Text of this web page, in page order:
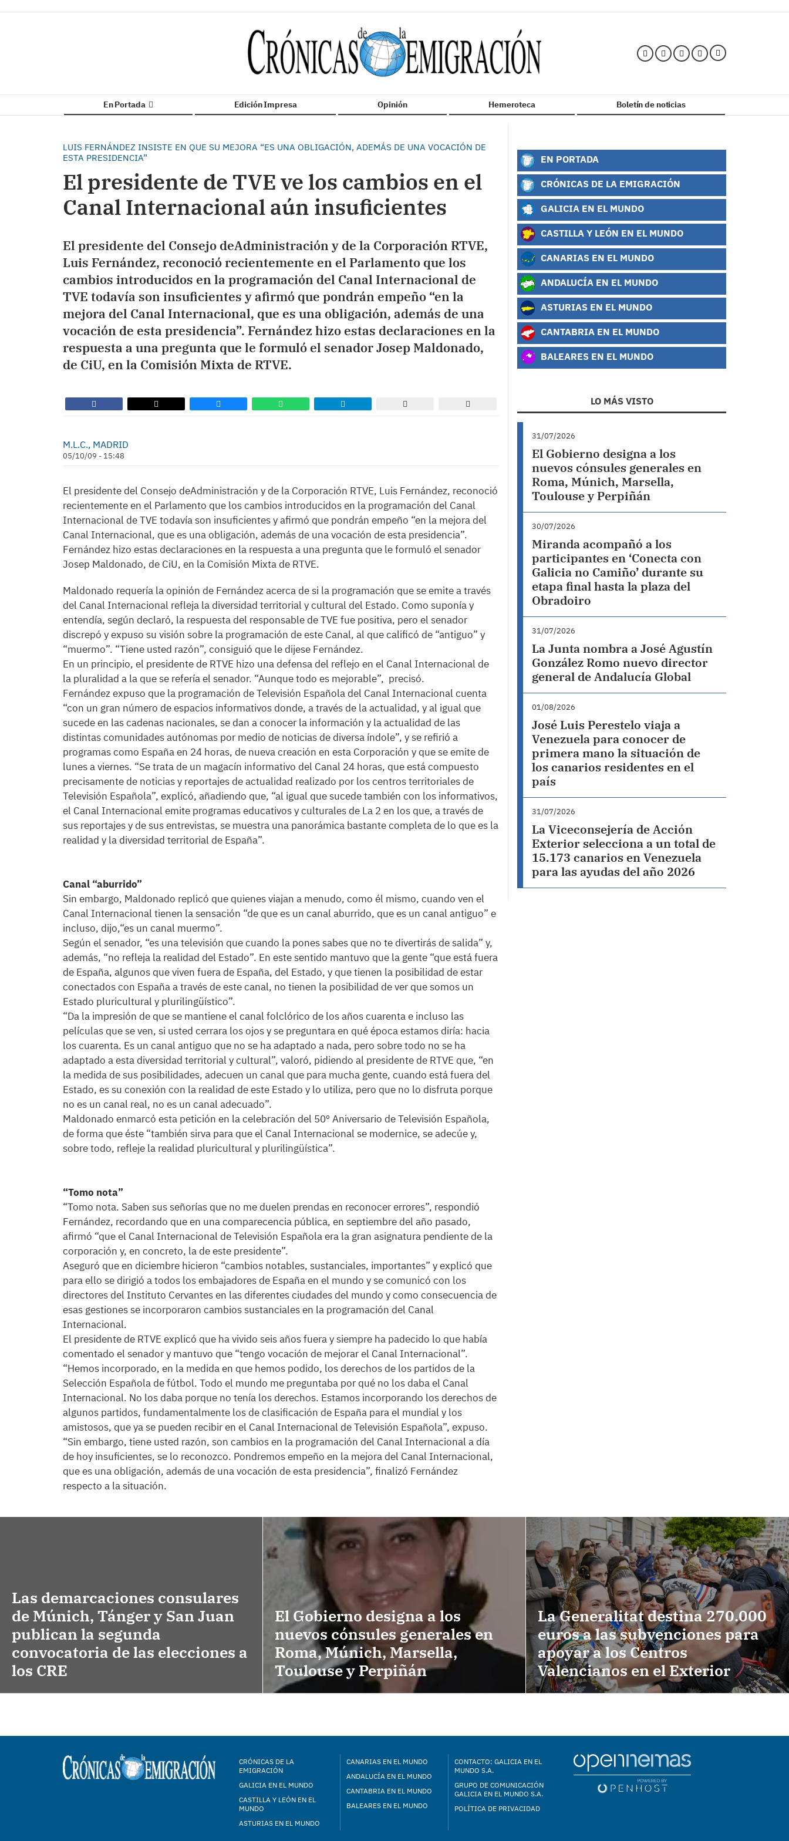
En Portada Edición Impresa Opinión Hemeroteca Boletín de noticias
LUIS FERNÁNDEZ INSISTE EN QUE SU MEJORA “ES UNA OBLIGACIÓN, ADEMÁS DE UNA VOCACIÓN DE
ESTA PRESIDENCIA”
El presidente de TVE ve los cambios en el
Canal Internacional aún insuficientes
El presidente del Consejo deAdministración y de la Corporación RTVE,
Luis Fernández, reconoció recientemente en el Parlamento que los
cambios introducidos en la programación del Canal Internacional de
TVE todavía son insuficientes y afirmó que pondrán empeño “en la
mejora del Canal Internacional, que es una obligación, además de una
vocación de esta presidencia”. Fernández hizo estas declaraciones en la
respuesta a una pregunta que le formuló el senador Josep Maldonado,
de CiU, en la Comisión Mixta de RTVE.
M.L.C., MADRID
05/10/09 - 15:48
El presidente del Consejo deAdministración y de la Corporación RTVE, Luis Fernández, reconoció
recientemente en el Parlamento que los cambios introducidos en la programación del Canal
Internacional de TVE todavía son insuficientes y afirmó que pondrán empeño “en la mejora del
Canal Internacional, que es una obligación, además de una vocación de esta presidencia”.
Fernández hizo estas declaraciones en la respuesta a una pregunta que le formuló el senador
Josep Maldonado, de CiU, en la Comisión Mixta de RTVE.
Maldonado requería la opinión de Fernández acerca de si la programación que se emite a través
del Canal Internacional refleja la diversidad territorial y cultural del Estado. Como suponía y
entendía, según declaró, la respuesta del responsable de TVE fue positiva, pero el senador
discrepó y expuso su visión sobre la programación de este Canal, al que calificó de “antiguo” y
“muermo”. “Tiene usted razón”, consiguió que le dijese Fernández.
En un principio, el presidente de RTVE hizo una defensa del reflejo en el Canal Internacional de
la pluralidad a la que se refería el senador. “Aunque todo es mejorable”, precisó.
Fernández expuso que la programación de Televisión Española del Canal Internacional cuenta
“con un gran número de espacios informativos donde, a través de la actualidad, y al igual que
sucede en las cadenas nacionales, se dan a conocer la información y la actualidad de las
distintas comunidades autónomas por medio de noticias de diversa índole”, y se refirió a
programas como España en 24 horas, de nueva creación en esta Corporación y que se emite de
lunes a viernes. “Se trata de un magacín informativo del Canal 24 horas, que está compuesto
precisamente de noticias y reportajes de actualidad realizado por los centros territoriales de
Televisión Española”, explicó, añadiendo que, “al igual que sucede también con los informativos,
el Canal Internacional emite programas educativos y culturales de La 2 en los que, a través de
sus reportajes y de sus entrevistas, se muestra una panorámica bastante completa de lo que es la
realidad y la diversidad territorial de España”.
Canal “aburrido”
Sin embargo, Maldonado replicó que quienes viajan a menudo, como él mismo, cuando ven el
Canal Internacional tienen la sensación “de que es un canal aburrido, que es un canal antiguo” e
incluso, dijo,“es un canal muermo”.
Según el senador, “es una televisión que cuando la pones sabes que no te divertirás de salida” y,
además, “no refleja la realidad del Estado”. En este sentido mantuvo que la gente “que está fuera
de España, algunos que viven fuera de España, del Estado, y que tienen la posibilidad de estar
conectados con España a través de este canal, no tienen la posibilidad de ver que somos un
Estado pluricultural y plurilingüístico”.
“Da la impresión de que se mantiene el canal folclórico de los años cuarenta e incluso las
películas que se ven, si usted cerrara los ojos y se preguntara en qué época estamos diría: hacia
los cuarenta. Es un canal antiguo que no se ha adaptado a nada, pero sobre todo no se ha
adaptado a esta diversidad territorial y cultural”, valoró, pidiendo al presidente de RTVE que, “en
la medida de sus posibilidades, adecuen un canal que para mucha gente, cuando está fuera del
Estado, es su conexión con la realidad de este Estado y lo utiliza, pero que no lo disfruta porque
no es un canal real, no es un canal adecuado”.
Maldonado enmarcó esta petición en la celebración del 50º Aniversario de Televisión Española,
de forma que éste “también sirva para que el Canal Internacional se modernice, se adecúe y,
sobre todo, refleje la realidad pluricultural y plurilingüística”.
“Tomo nota”
“Tomo nota. Saben sus señorías que no me duelen prendas en reconocer errores”, respondió
Fernández, recordando que en una comparecencia pública, en septiembre del año pasado,
afirmó “que el Canal Internacional de Televisión Española era la gran asignatura pendiente de la
corporación y, en concreto, la de este presidente”.
Aseguró que en diciembre hicieron “cambios notables, sustanciales, importantes” y explicó que
para ello se dirigió a todos los embajadores de España en el mundo y se comunicó con los
directores del Instituto Cervantes en las diferentes ciudades del mundo y como consecuencia de
esas gestiones se incorporaron cambios sustanciales en la programación del Canal
Internacional.
El presidente de RTVE explicó que ha vivido seis años fuera y siempre ha padecido lo que había
comentado el senador y mantuvo que “tengo vocación de mejorar el Canal Internacional”.
“Hemos incorporado, en la medida en que hemos podido, los derechos de los partidos de la
Selección Española de fútbol. Todo el mundo me preguntaba por qué no los daba el Canal
Internacional. No los daba porque no tenía los derechos. Estamos incorporando los derechos de
algunos partidos, fundamentalmente los de clasificación de España para el mundial y los
amistosos, que ya se pueden recibir en el Canal Internacional de Televisión Española”, expuso.
“Sin embargo, tiene usted razón, son cambios en la programación del Canal Internacional a día
de hoy insuficientes, se lo reconozco. Pondremos empeño en la mejora del Canal Internacional,
que es una obligación, además de una vocación de esta presidencia”, finalizó Fernández
respecto a la situación.
EN PORTADA
CRÓNICAS DE LA EMIGRACIÓN
GALICIA EN EL MUNDO
CASTILLA Y LEÓN EN EL MUNDO
CANARIAS EN EL MUNDO
ANDALUCÍA EN EL MUNDO
ASTURIAS EN EL MUNDO
CANTABRIA EN EL MUNDO
BALEARES EN EL MUNDO
LO MÁS VISTO
31/07/2026
El Gobierno designa a los
nuevos cónsules generales en
Roma, Múnich, Marsella,
Toulouse y Perpiñán
30/07/2026
Miranda acompañó a los
participantes en ‘Conecta con
Galicia no Camiño’ durante su
etapa final hasta la plaza del
Obradoiro
31/07/2026
La Junta nombra a José Agustín
González Romo nuevo director
general de Andalucía Global
01/08/2026
José Luis Perestelo viaja a
Venezuela para conocer de
primera mano la situación de
los canarios residentes en el
país
31/07/2026
La Viceconsejería de Acción
Exterior selecciona a un total de
15.173 canarios en Venezuela
para las ayudas del año 2026
Las demarcaciones consulares
de Múnich, Tánger y San Juan
publican la segunda
convocatoria de las elecciones a
los CRE
El Gobierno designa a los
nuevos cónsules generales en
Roma, Múnich, Marsella,
Toulouse y Perpiñán
La Generalitat destina 270.000
euros a las subvenciones para
apoyar a los Centros
Valencianos en el Exterior
CRÓNICAS DE LA
EMIGRACIÓN
GALICIA EN EL MUNDO
CASTILLA Y LEÓN EN EL
MUNDO
ASTURIAS EN EL MUNDO
CANARIAS EN EL MUNDO
ANDALUCÍA EN EL MUNDO
CANTABRIA EN EL MUNDO
BALEARES EN EL MUNDO
CONTACTO: GALICIA EN EL
MUNDO S.A.
GRUPO DE COMUNICACIÓN
GALICIA EN EL MUNDO S.A.
POLÍTICA DE PRIVACIDAD